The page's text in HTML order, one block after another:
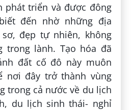
phát triển và được đông
đến nhờ những địa
đẹp tự nhiên, không
trong lành. Tạo hóa đã
đất cố đô này muôn
nơi đây trở thành vùng
trong cả nước về du lịch
du lịch sinh thái- nghỉ